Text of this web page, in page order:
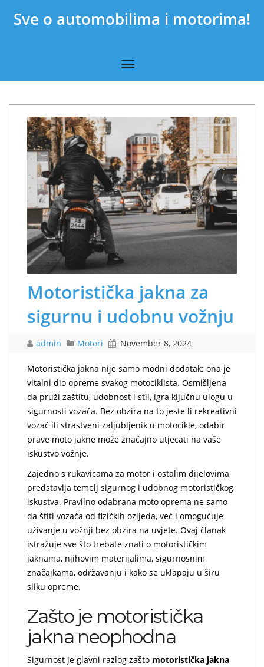
Sve o automobilima i motorima!
Motoristička jakna za
sigurnu i udobnu vožnju
admin Motori November 8, 2024
Motoristička jakna nije samo modni dodatak; ona je
vitalni dio opreme svakog motociklista. Osmišljena
da pruži zaštitu, udobnost i stil, igra ključnu ulogu u
sigurnosti vozača. Bez obzira na to jeste li rekreativni
vozač ili strastveni zaljubljenik u motocikle, odabir
prave moto jakne može značajno utjecati na vaše
iskustvo vožnje.
Zajedno s rukavicama za motor i ostalim dijelovima,
predstavlja temelj sigurnog i udobnog motorističkog
iskustva. Pravilno odabrana moto oprema ne samo
da štiti vozača od fizičkih ozljeda, već i omogućuje
uživanje u vožnji bez obzira na uvjete. Ovaj članak
istražuje sve što trebate znati o motorističkim
jaknama, njihovim materijalima, sigurnosnim
značajkama, održavanju i kako se uklapaju u širu
sliku opreme.
Zašto je motoristička
jakna neophodna
Sigurnost je glavni razlog zašto motoristička jakna